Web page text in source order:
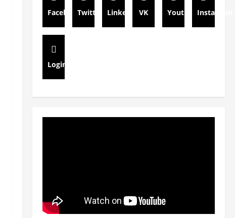
FacebookTwitter Linkedin VK Youtube Instagram
Login